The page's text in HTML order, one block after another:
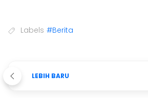
Labels #Berita
LEBIH BARU